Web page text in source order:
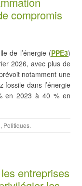
compromis
de l’énergie (PPE3)
2026, avec plus de
notamment une
dans l’énergie
en 2023 à 40 % en
, Politiques.
entreprises